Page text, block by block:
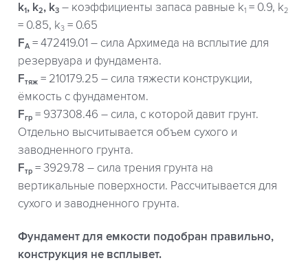
k1 , k2, k3 – коэффициенты запаса равные k1 = 0.9, k2
= 0.85, k3 = 0.65
FA = 472419.01 – сила Архимеда на всплытие для
резервуара и фундамента.
Fтяж = 210179.25 – сила тяжести конструкции,
ёмкость с фундаментом.
Fгр = 937308.46 – сила, с которой давит грунт.
Отдельно высчитывается объем сухого и
заводненного грунта.
Fтр = 3929.78 – сила трения грунта на
вертикальные поверхности. Рассчитывается для
сухого и заводненного грунта.
Фундамент для емкости подобран правильно,
конструкция не всплывет.